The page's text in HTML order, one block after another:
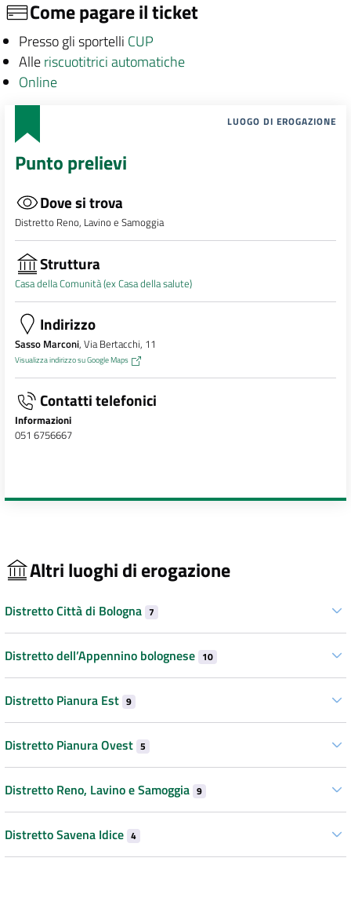
Come pagare il ticket
Presso gli sportelli CUP
Alleriscuotitrici automatiche
Online
LUOGO DI EROGAZIONE
Punto prelievi
Dove si trova
Distretto Reno, Lavino e Samoggia
Struttura
Casa della Comunità (ex Casa della salute)
Indirizzo
Sasso Marconi, Via Bertacchi, 11
Visualizza indirizzo su Google Maps
Contatti telefonici
Informazioni
051 6756667
Altri luoghi di erogazione
Distretto Città di Bologna 7
Distretto dell’Appennino bolognese 10
Distretto Pianura Est 9
Distretto Pianura Ovest 5
Distretto Reno, Lavino e Samoggia 9
Distretto Savena Idice 4